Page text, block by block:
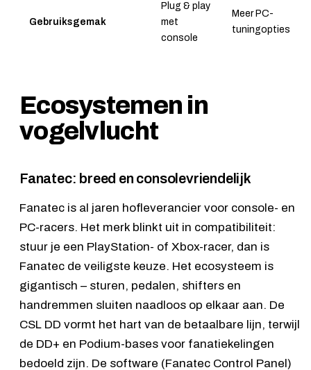
Gebruiksgemak
Plug & play
met
console
Meer PC-
tuningopties
Ecosystemen in
vogelvlucht
Fanatec: breed en consolevriendelijk
Fanatec is al jaren hofleverancier voor console- en
PC-racers. Het merk blinkt uit in compatibiliteit:
stuur je een PlayStation- of Xbox-racer, dan is
Fanatec de veiligste keuze. Het ecosysteem is
gigantisch – sturen, pedalen, shifters en
handremmen sluiten naadloos op elkaar aan. De
CSL DD vormt het hart van de betaalbare lijn, terwijl
de DD+ en Podium-bases voor fanatiekelingen
bedoeld zijn. De software (Fanatec Control Panel)